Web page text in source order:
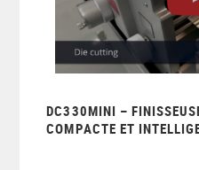
DC330MINI –
COMPACTE ET